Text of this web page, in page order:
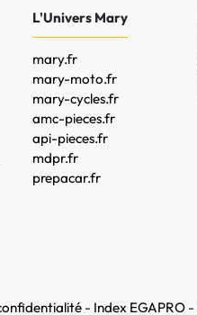
L'Univers Mary
mary.fr
mary-moto.fr
mary-cycles.fr
amc-pieces.fr
api-pieces.fr
mdpr.fr
prepacar.fr
- Index EGAPRO -